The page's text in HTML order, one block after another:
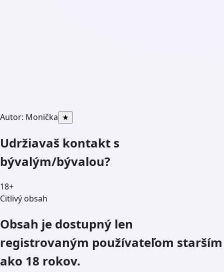
Autor: Monička ★
Udržiavaš kontakt s
bývalým/bývalou?
18+
Citlivý obsah
Obsah je dostupný len
registrovaným používateľom starším
ako 18 rokov.